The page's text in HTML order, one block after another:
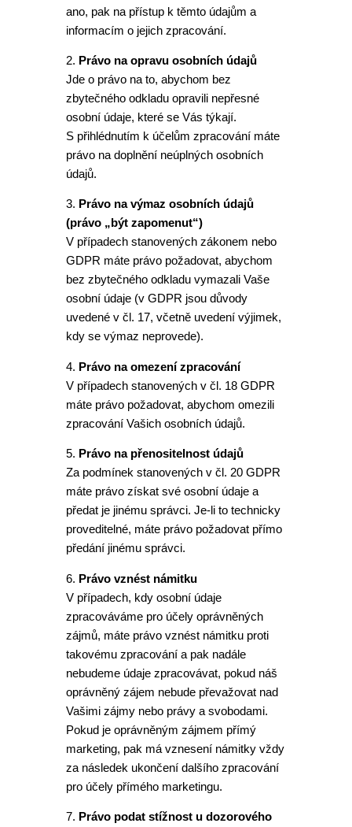
ano, pak na přístup k těmto údajům a
informacím o jejich zpracování.
2. Právo na opravu osobních údajů
Jde o právo na to, abychom bez
zbytečného odkladu opravili nepřesné
osobní údaje, které se Vás týkají.
S přihlédnutím k účelům zpracování máte
právo na doplnění neúplných osobních
údajů.
3. Právo na výmaz osobních údajů
(právo „být zapomenut“)
V případech stanovených zákonem nebo
GDPR máte právo požadovat, abychom
bez zbytečného odkladu vymazali Vaše
osobní údaje (v GDPR jsou důvody
uvedené v čl. 17, včetně uvedení výjimek,
kdy se výmaz neprovede).
4. Právo na omezení zpracování
V případech stanovených v čl. 18 GDPR
máte právo požadovat, abychom omezili
zpracování Vašich osobních údajů.
5. Právo na přenositelnost údajů
Za podmínek stanovených v čl. 20 GDPR
máte právo získat své osobní údaje a
předat je jinému správci. Je-li to technicky
proveditelné, máte právo požadovat přímo
předání jinému správci.
6. Právo vznést námitku
V případech, kdy osobní údaje
zpracováváme pro účely oprávněných
zájmů, máte právo vznést námitku proti
takovému zpracování a pak nadále
nebudeme údaje zpracovávat, pokud náš
oprávněný zájem nebude převažovat nad
Vašimi zájmy nebo právy a svobodami.
Pokud je oprávněným zájmem přímý
marketing, pak má vznesení námitky vždy
za následek ukončení dalšího zpracování
pro účely přímého marketingu.
7. Právo podat stížnost u dozorového